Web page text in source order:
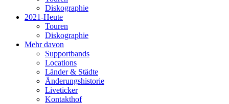
Diskographie
2021-Heute
Touren
Diskographie
Mehr davon
Supportbands
Locations
Länder & Städte
Änderungshistorie
Liveticker
Kontakthof